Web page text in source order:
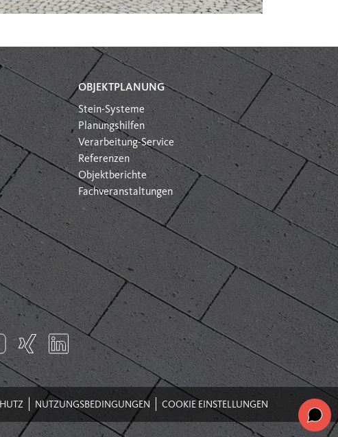
OBJEKTPLANUNG
Stein-Systeme
Planungshilfen
Verarbeitung-Service
Referenzen
Objektberichte
Fachveranstaltungen
NUTZUNGSBEDINGUNGEN COOKIE EINSTELLUNGEN